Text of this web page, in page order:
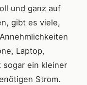
und ganz auf
gibt es viele,
Laptop,
sogar ein kleiner
Strom.